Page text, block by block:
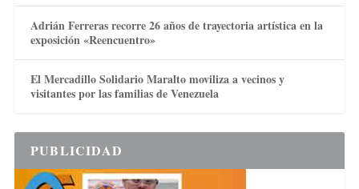
Adrián Ferreras recorre 26 años de trayectoria artística en la
exposición «Reencuentro»
El Mercadillo Solidario Maralto moviliza a vecinos y
visitantes por las familias de Venezuela
PUBLICIDAD